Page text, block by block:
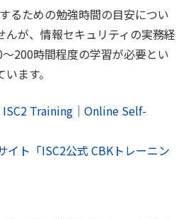
るための勉強時間の目安につい
んが、情報セキュリティの実務経
200時間程度の学習が必要とい
ます。
Training｜Online Self-
イト「ISC2公式 CBKトレーニン